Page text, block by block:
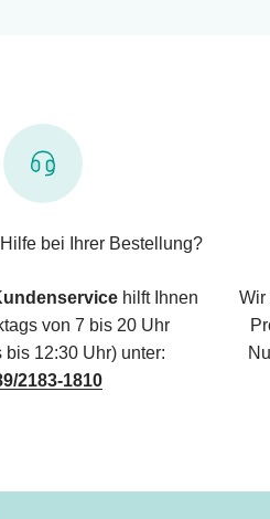
bei Ihrer Bestellung?
hilft Ihnen
von 7 bis 20 Uhr
bis 12:30 Uhr) unter:
2183-1810
Wir